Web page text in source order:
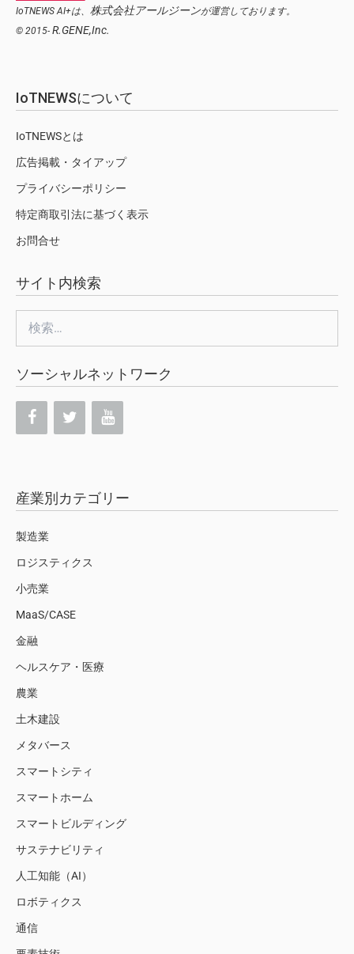
IoTNEWS AI+は、 株式会社アールジーンが運営しております。
© 2015- R.GENE,Inc.
IoTNEWSについて
IoTNEWSとは
広告掲載・タイアップ
プライバシーポリシー
特定商取引法に基づく表示
お問合せ
サイト内検索
索:
ソーシャルネットワーク
産業別カテゴリー
製造業
ロジスティクス
小売業
MaaS/CASE
金融
ヘルスケア・医療
農業
土木建設
メタバース
スマートシティ
スマートホーム
スマートビルディング
サステナビリティ
人工知能（AI）
ロボティクス
通信